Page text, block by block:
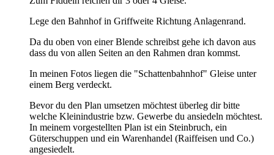
Lege den Bahnhof in Griffweite Richtung Anlagenrand.
Da du oben von einer Blende schreibst gehe ich davon aus
dass du von allen Seiten an den Rahmen dran kommst.
In meinen Fotos liegen die "Schattenbahnhof" Gleise unter
einem Berg verdeckt.
Bevor du den Plan umsetzen möchtest überleg dir bitte
welche Kleinindustrie bzw. Gewerbe du ansiedeln möchtest.
In meinem vorgestellten Plan ist ein Steinbruch, ein
Güterschuppen und ein Warenhandel (Raiffeisen und Co.)
angesiedelt.